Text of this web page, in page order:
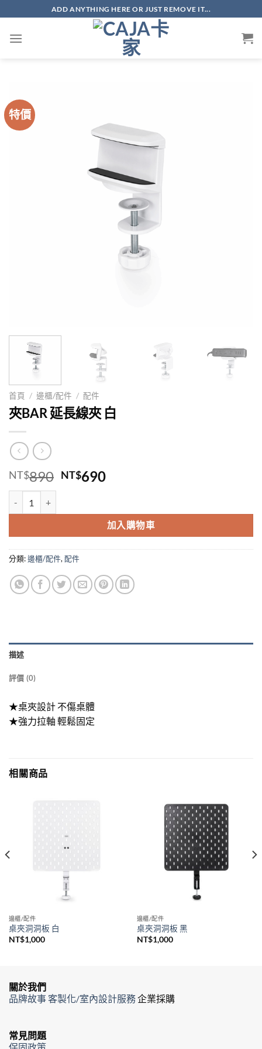
to
content
ADD ANYTHING HERE OR JUST REMOVE IT...
特價
首頁 / 邊櫃/配件 / 配件
夾BAR 延長線夾 白
NT$890 原
格：
NT$890。
NT$690目
格：
NT$690。
加入購物車
分類:邊櫃/配件,配件
描述
評價 (0)
★桌夾設計 不傷桌體
★強力拉軸 輕鬆固定
相關商品
邊櫃/配件
桌夾洞洞板 白
NT$1,000
邊櫃/配件
桌夾洞洞板 黑
NT$1,000
關於我們
品牌故事客製化/室內設計服務企業採購
常見問題